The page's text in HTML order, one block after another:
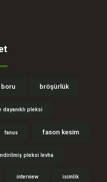
boru bröşürlük
dayanıklı pleksi
fanus fason kesim
pleksi levha
interview isimlik